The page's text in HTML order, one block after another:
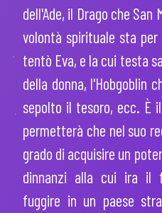
dell'Ade, il Drago che
volontà spirituale sta
tentò Eva, e la cui testa
della donna, l'Hobgoblin
sepolto il tesoro, ecc. È
permetterà che nel suo
grado di acquisire un
dinnanzi alla cui ira il
fuggire in un paese